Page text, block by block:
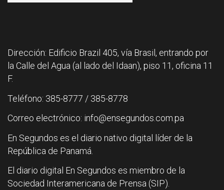
Dirección: Edificio Brazil 405, vía Brasil, entrando por
la Calle del Agua (al lado del Idaan), piso 11, oficina 11
F.
Teléfono: 385-8777 / 385-8778
Correo electrónico: info@ensegundos.com.pa
En Segundos es el diario nativo digital líder de la
República de Panamá.
El diario digital En Segundos es miembro de la
Sociedad Interamericana de Prensa (SIP).